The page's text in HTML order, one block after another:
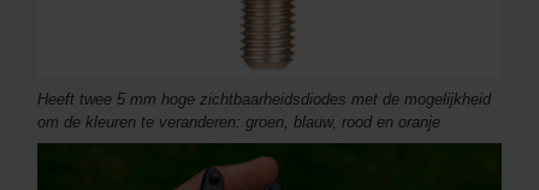
Heeft twee 5 mm hoge zichtbaarheidsdiodes met de mogelijkheid
om de kleuren te veranderen: groen, blauw, rood en oranje